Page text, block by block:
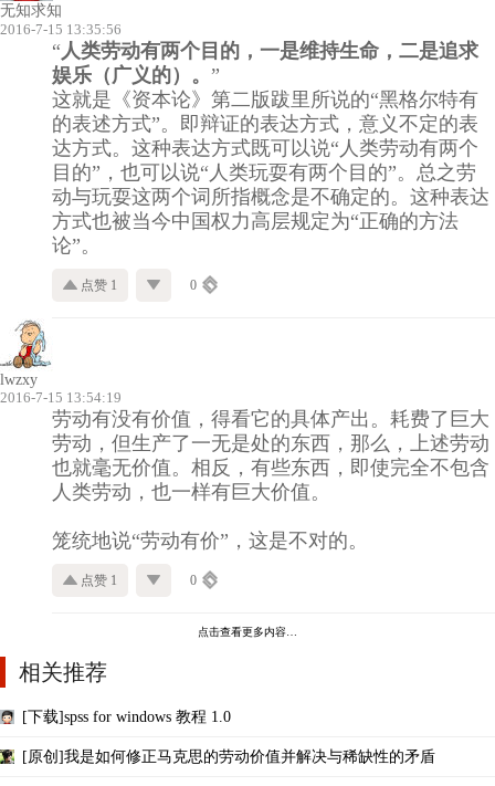
无知求知
2016-7-15 13:35:56
“人类劳动有两个目的，一是维持生命，二是追求
娱乐（广义的）。 ”
这就是《资本论》第二版跋里所说的“黑格尔特有
的表述方式”。即辩证的表达方式，意义不定的表
达方式。这种表达方式既可以说“人类劳动有两个
目的”，也可以说“人类玩耍有两个目的”。总之劳
动与玩耍这两个词所指概念是不确定的。这种表达
方式也被当今中国权力高层规定为“正确的方法
论”。
点赞 1 0
lwzxy
2016-7-15 13:54:19
劳动有没有价值，得看它的具体产出。耗费了巨大
劳动，但生产了一无是处的东西，那么，上述劳动
也就毫无价值。相反，有些东西，即使完全不包含
人类劳动，也一样有巨大价值。
笼统地说“劳动有价”，这是不对的。
点赞 1 0
点击查看更多内容…
相关推荐
[下载]spss for windows 教程 1.0
[原创]我是如何修正马克思的劳动价值并解决与稀缺性的矛盾